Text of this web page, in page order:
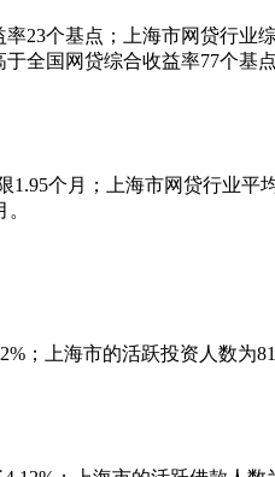
23个基点；上海市网贷行业
全国网贷综合收益率77个基
个月；上海市网贷行业平
；上海市的活跃投资人数为